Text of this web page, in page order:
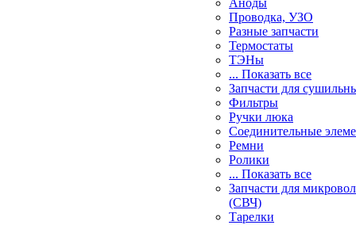
Аноды
Проводка, УЗО
Разные запчасти
Термостаты
ТЭНы
... Показать все
Запчасти для
Фильтры
Ручки люка
Соединительные
Ремни
Ролики
... Показать все
Запчасти для
(СВЧ)
Тарелки